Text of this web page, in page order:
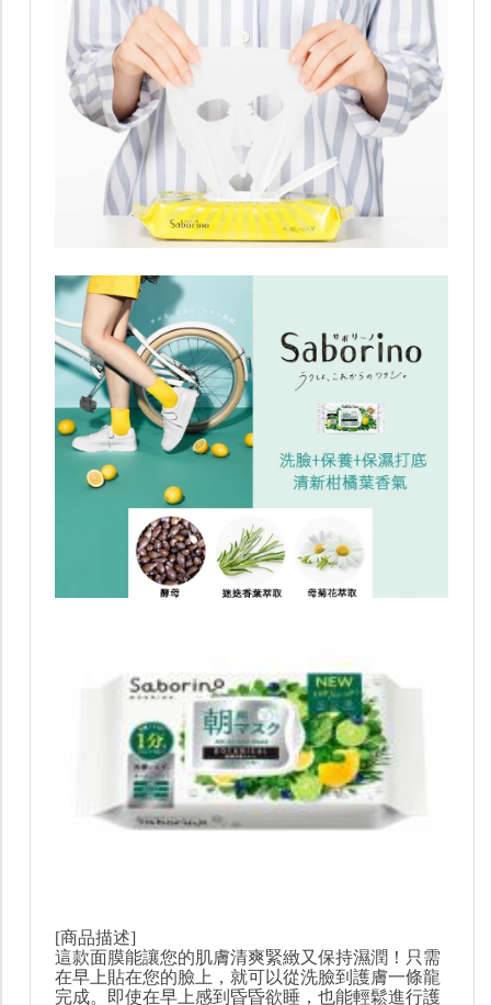
[商品描述]
這款面膜能讓您的肌膚清爽緊緻又保持濕潤！只需
在早上貼在您的臉上，就可以從洗臉到護膚一條龍
完成。即使在早上感到昏昏欲睡，也能輕鬆進行護